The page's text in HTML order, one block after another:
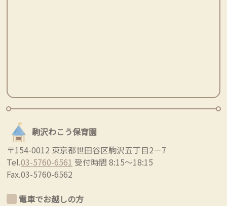
駒沢わこう保育園
〒154-0012 東京都世田谷区駒沢五丁目2－7
Tel.03-5760-6561 受付時間 8:15～18:15
Fax.03-5760-6562
電車でお越しの方